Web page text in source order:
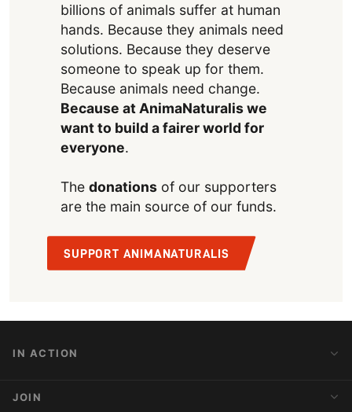
billions of animals suffer at human
hands. Because they animals need
solutions. Because they deserve
someone to speak up for them.
Because animals need change.
Because at AnimaNaturalis we
want to build a fairer world for
everyone.
The donationsof our supporters
are the main source of our funds.
SUPPORT ANIMANATURALIS
IN ACTION
Action Alerts
JOIN